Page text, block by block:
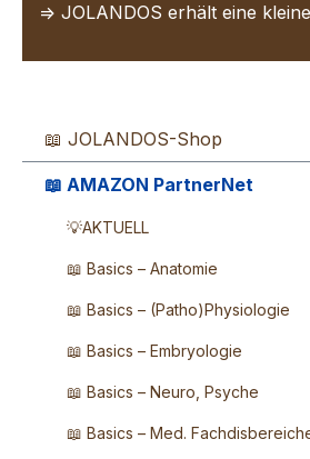
=> JOLANDOS erhält eine
📖 JOLANDOS-Shop
📖 AMAZON PartnerNet
💡AKTUELL
📖 Basics – Anatomie
📖 Basics – (Patho)Physiologie
📖 Basics – Embryologie
📖 Basics – Neuro, Psyche
📖 Basics – Med.